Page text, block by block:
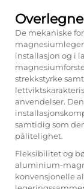
De mekaniske
installasjon og i
strekkstyrke
anvendelser.
samtidig som
pålitelighet.
Fleksibilitet og
aluminium-
konvensjonelle